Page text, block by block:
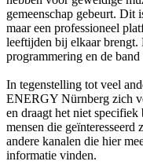
gemeenschap gebeurt. Dit
maar een professioneel
leeftijden bij elkaar
programmering en de
In tegenstelling tot veel
ENERGY Nürnberg zich
en draagt het niet
mensen die
andere kanalen die hier
informatie vinden.